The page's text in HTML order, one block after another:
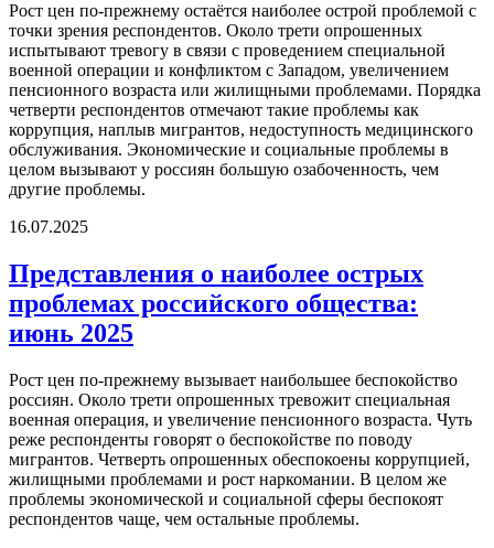
Рост цен по-прежнему остаётся наиболее острой проблемой с
точки зрения респондентов. Около трети опрошенных
испытывают тревогу в связи с проведением специальной
военной операции и конфликтом с Западом, увеличением
пенсионного возраста или жилищными проблемами. Порядка
четверти респондентов отмечают такие проблемы как
коррупция, наплыв мигрантов, недоступность медицинского
обслуживания. Экономические и социальные проблемы в
целом вызывают у россиян большую озабоченность, чем
другие проблемы.
16.07.2025
Представления о наиболее острых
проблемах российского общества:
июнь 2025
Рост цен по-прежнему вызывает наибольшее беспокойство
россиян. Около трети опрошенных тревожит специальная
военная операция, и увеличение пенсионного возраста. Чуть
реже респонденты говорят о беспокойстве по поводу
мигрантов. Четверть опрошенных обеспокоены коррупцией,
жилищными проблемами и рост наркомании. В целом же
проблемы экономической и социальной сферы беспокоят
респондентов чаще, чем остальные проблемы.